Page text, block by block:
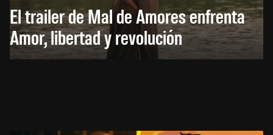
El trailer de Mal de Amores enfrenta
Amor, libertad y revolución